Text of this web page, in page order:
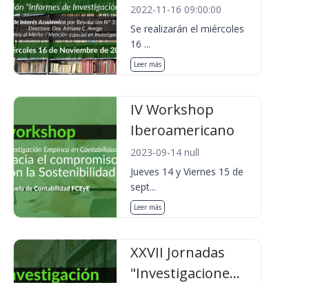
2022-11-16 09:00:00
Se realizarán el miércoles
16 ...
Leer más
IV Workshop
Iberoamericano
2023-09-14 null
Jueves 14 y Viernes 15 de
sept...
Leer más
XXVII Jornadas
"Investigacione...